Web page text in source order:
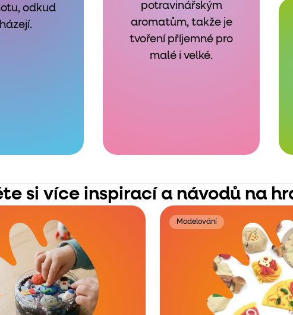
odkud
potravinářským
aromatům, takže je
tvoření příjemné pro
malé i velké.
si více inspirací a návodů na
Modelování